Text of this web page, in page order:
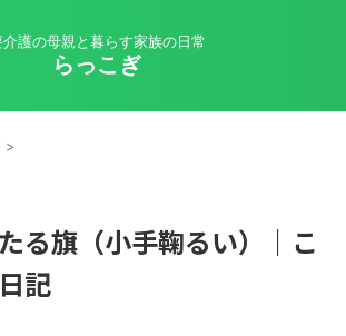
介護の母親と暮らす家族の日常
らっこぎ
>
る旗（小手鞠るい）｜こ
記